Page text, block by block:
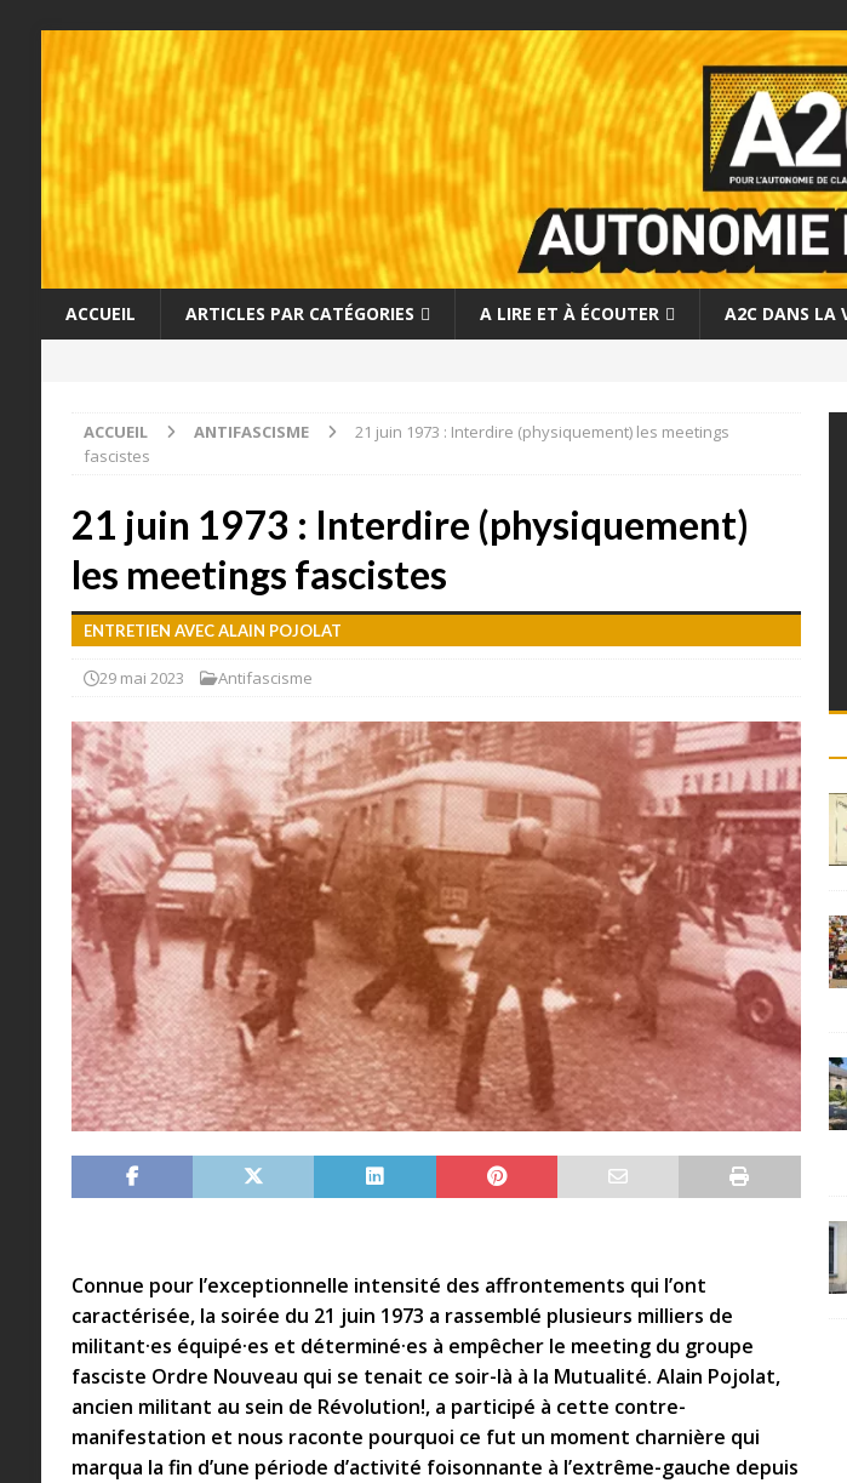
ACCUEIL ARTICLES PAR CATÉGORIES A LIRE ET À ÉCOUTER A2C DANS LA
ACCUEIL ANTIFASCISME
21 juin 1973 : Interdire (physiquement) les meetings
fascistes
21 juin 1973 : Interdire (physiquement)
les meetings fascistes
ENTRETIEN AVEC ALAIN POJOLAT
29 mai 2023 Antifascisme
Connue pour l’exceptionnelle intensité des affrontements qui l’ont
caractérisée, la soirée du 21 juin 1973 a rassemblé plusieurs milliers de
militant·es équipé·es et déterminé·es à empêcher le meeting du groupe
fasciste Ordre Nouveau qui se tenait ce soir-là à la Mutualité. Alain Pojolat,
ancien militant au sein de Révolution!, a participé à cette contre-
manifestation et nous raconte pourquoi ce fut un moment charnière qui
marqua la fin d’une période d’activité foisonnante à l’extrême-gauche depuis